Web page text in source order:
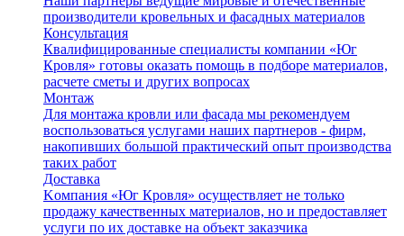
производители кровельных и фасадных материалов
Консультация
Квалифицированные специалисты компании «Юг
Кровля» готовы оказать помощь в подборе материалов,
расчете сметы и других вопросах
Монтаж
Для монтажа кровли или фасада мы рекомендуем
воспользоваться услугами наших партнеров - фирм,
накопивших большой практический опыт производства
таких работ
Доставка
Kомпания «Юг Кровля» осуществляет не только
продажу качественных материалов, но и предоставляет
услуги по их доставке на объект заказчика